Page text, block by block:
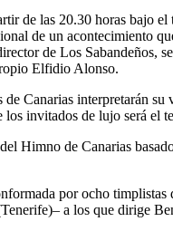
de las 20.30 horas bajo el
de un acontecimiento
de Los Sabandeños,
Elfidio Alonso.
Canarias interpretarán su
invitados de lujo será el
Himno de Canarias
por ocho
a los que dirige